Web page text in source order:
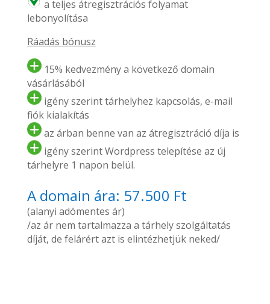
a teljes átregisztrációs folyamat
lebonyolítása
Ráadás bónusz
15% kedvezmény a következő domain
vásárlásából
igény szerint tárhelyhez kapcsolás, e-mail
fiók kialakítás
az árban benne van az átregisztráció díja is
igény szerint Wordpress telepítése az új
tárhelyre 1 napon belül.
A domain ára: 57.500 Ft
(alanyi adómentes ár)
/az ár nem tartalmazza a tárhely szolgáltatás
díját, de felárért azt is elintézhetjük neked/